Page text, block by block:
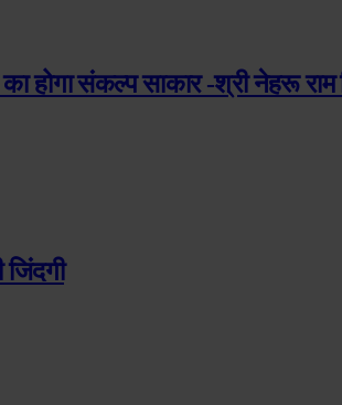
होगा संकल्प साकार -श्री नेहरू राम
जिंदगी